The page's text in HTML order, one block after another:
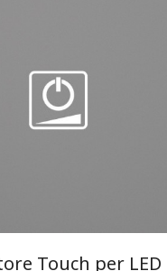
Touch per LED